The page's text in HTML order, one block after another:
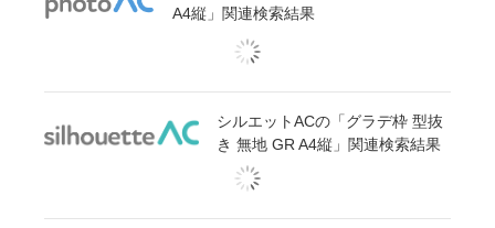
A4縦」関連検索結果
シルエットACの「グラデ枠 型抜
き 無地 GR A4縦」関連検索結果